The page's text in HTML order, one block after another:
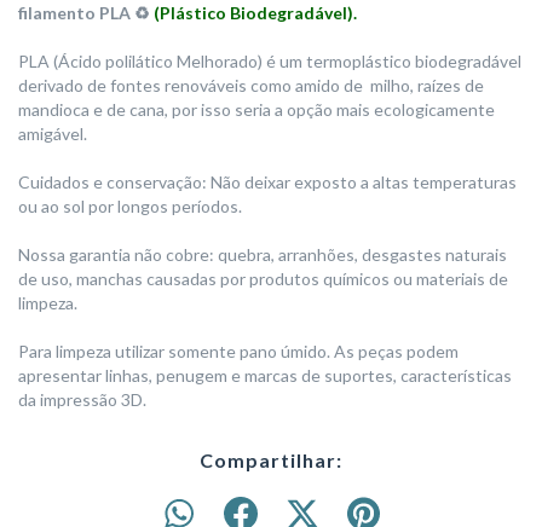
filamento PLA ♻️ (Plástico Biodegradável).
PLA (Ácido polilático Melhorado) é um termoplástico biodegradável
derivado de fontes renováveis como amido de milho, raízes de
mandioca e de cana, por isso seria a opção mais ecologicamente
amigável.
Cuidados e conservação: Não deixar exposto a altas temperaturas
ou ao sol por longos períodos.
Nossa garantia não cobre: quebra, arranhões, desgastes naturais
de uso, manchas causadas por produtos químicos ou materiais de
limpeza.
Para limpeza utilizar somente pano úmido. As peças podem
apresentar linhas, penugem e marcas de suportes, características
da impressão 3D.
Compartilhar: